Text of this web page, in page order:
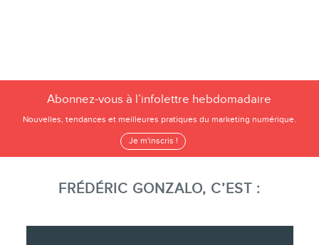
Abonnez-vous à l’infolettre hebdomadaire
Nouvelles, tendances et meilleures pratiques du marketing numérique.
Je m'inscris !
FRÉDÉRIC GONZALO, C’EST :